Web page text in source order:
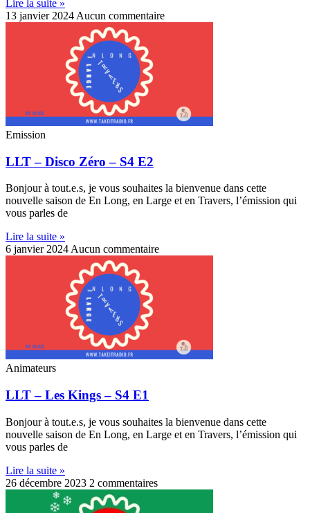
Lire la suite »
13 janvier 2024 Aucun commentaire
Emission
LLT – Disco Zéro – S4 E2
Bonjour à tout.e.s, je vous souhaites la bienvenue dans cette
nouvelle saison de En Long, en Large et en Travers, l’émission qui
vous parles de
Lire la suite »
6 janvier 2024 Aucun commentaire
Animateurs
LLT – Les Kings – S4 E1
Bonjour à tout.e.s, je vous souhaites la bienvenue dans cette
nouvelle saison de En Long, en Large et en Travers, l’émission qui
vous parles de
Lire la suite »
26 décembre 2023 2 commentaires